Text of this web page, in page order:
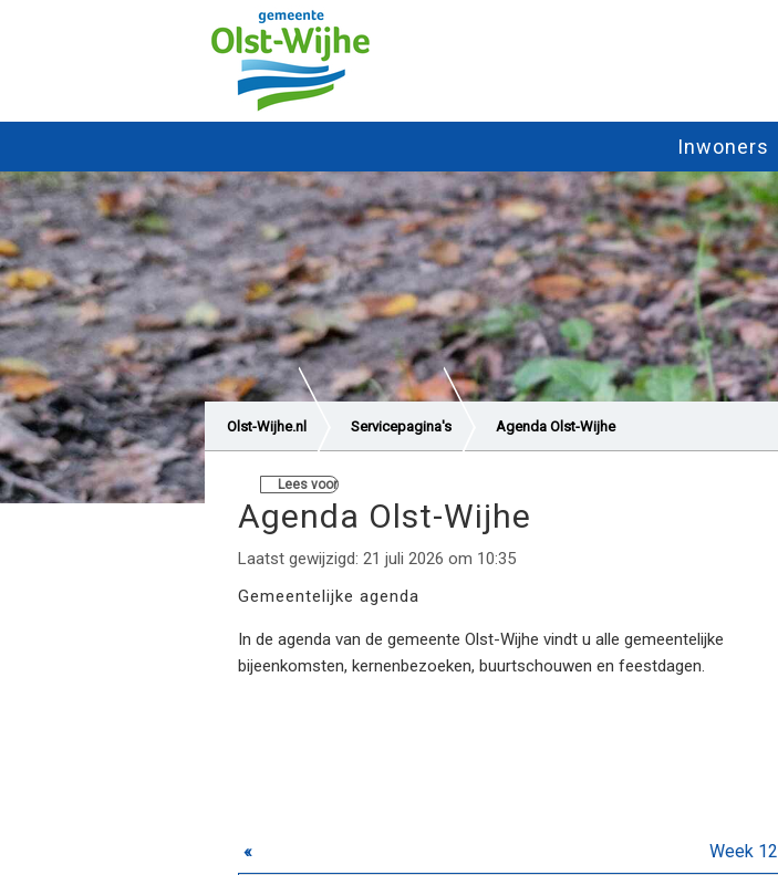
Inwoners
Olst-Wijhe.nl Servicepagina's Agenda Olst-Wijhe
Lees voor
Agenda Olst-Wijhe
Laatst gewijzigd: 21 juli 2026 om 10:35
Gemeentelijke agenda
In de agenda van de gemeente Olst-Wijhe vindt u alle gemeentelijke
bijeenkomsten, kernenbezoeken, buurtschouwen en feestdagen.
« Week 12